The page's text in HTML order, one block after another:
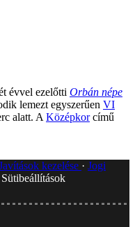
évvel ezelőtti Orbán népe
lemezt egyszerűen VI
alatt. A Középkorcímű
kezelése
Jogi
Sütibeállítások